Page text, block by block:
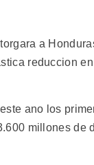
a
reduccion
ano los
millones de